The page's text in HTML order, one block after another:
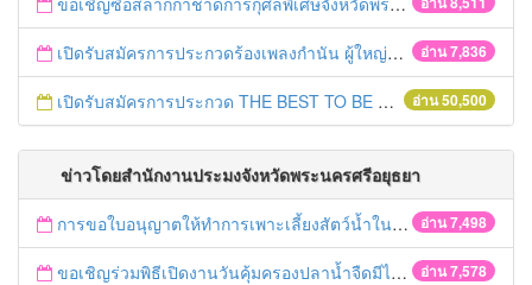
อ่าน 7,836
เปิดรับสมัครการประกวดร้องเพลงกำนัน ผู้ใหญ่บ้าน ฯลฯ
อ่าน 50,500
เปิดรับสมัครการประกวด THE BEST TO BE NUMBER ONE
ข่าวโดยสำนักงานประมงจังหวัดพระนครศรีอยุธยา
อ่าน 7,498
การขอใบอนุญาตให้ทำการเพาะเลี้ยงสัตว์น้ำในที่จับสัตว์น้ำซึ่งเป็นสาธารณสมบัติของแผ่นดิน
อ่าน 7,578
ขอเชิญร่วมพิธีเปิดงานวันคุ้มครองปลาน้ำจืดมีไข่ "ฤดูน้ำแดง" ประจำปี 2559